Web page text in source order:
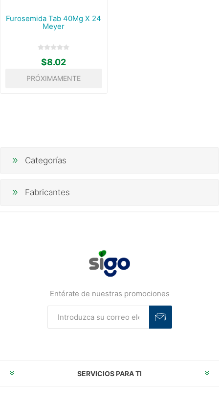
Furosemida Tab 40Mg X 24
Meyer
$8.02
PRÓXIMAMENTE
Categorías
Fabricantes
Entérate de nuestras promociones
SERVICIOS PARA TI